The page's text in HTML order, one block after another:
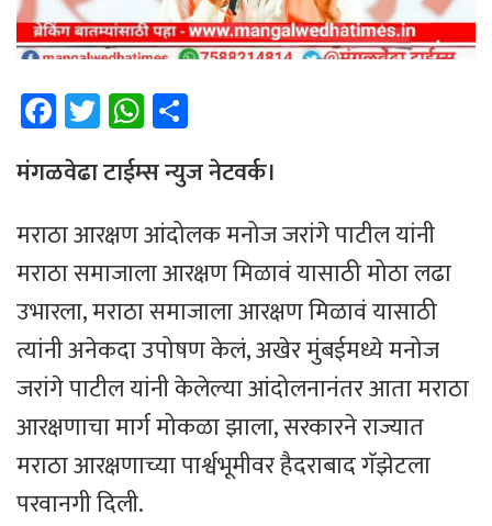
Fa
ce
b
o
ok
T
wi
tt
er
W
h
at
sA
p
p
ar
e
मंगळवेढा टाईम्स न्युज नेटवर्क।
मराठा आरक्षण आंदोलक मनोज जरांगे पाटील यांनी
मराठा समाजाला आरक्षण मिळावं यासाठी मोठा लढा
उभारला, मराठा समाजाला आरक्षण मिळावं यासाठी
त्यांनी अनेकदा उपोषण केलं, अखेर मुंबईमध्ये मनोज
जरांगे पाटील यांनी केलेल्या आंदोलनानंतर आता मराठा
आरक्षणाचा मार्ग मोकळा झाला, सरकारने राज्यात
मराठा आरक्षणाच्या पार्श्वभूमीवर हैदराबाद गॅझेटला
परवानगी दिली.